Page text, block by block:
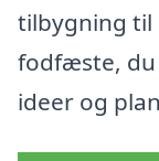
tilbygning til
fodfæste, du
ideer og